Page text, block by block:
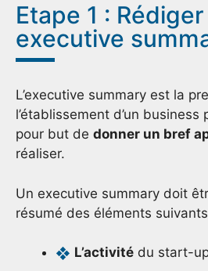
Etape 1 :
executive
L’executive summary est la
l’établissement d’un
pour but de donner un bref
réaliser.
Un executive summary doit
résumé des éléments
L’activité du start-